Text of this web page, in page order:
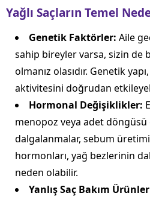
Yağlı Saçların Temel
Genetik Faktörler: Aile
sahip bireyler varsa, sizin de
olmanız olasıdır. Genetik
aktivitesini doğrudan
Hormonal Değişiklikler:
menopoz veya adet
dalgalanmalar, sebum
hormonları, yağ bezlerinin
neden olabilir.
Yanlış Saç Bakım